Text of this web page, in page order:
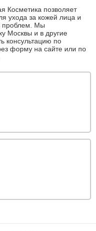
Косметика позволяет
ухода за кожей лица и
проблем. Мы
Москвы и в другие
консультацию по
форму на сайте или по